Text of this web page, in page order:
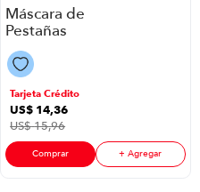
Máscara de
Pestañas
Clump Defy
Max Factor
P8766 | Black
10038084-W
Tarjeta Crédito
US$ 14,36
US$15,96
Comprar + Agregar